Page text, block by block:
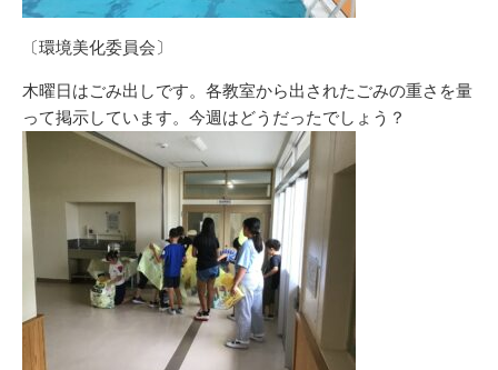
〔環境美化委員会〕
木曜日はごみ出しです。各教室から出されたごみの重さを量
って掲示しています。今週はどうだったでしょう？